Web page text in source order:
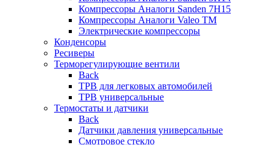
Компрессоры Аналоги Sanden 7H15
Компрессоры Аналоги Valeo ТМ
Электрические компрессоры
Конденсоры
Ресиверы
Терморегулирующие вентили
Back
ТРВ для легковых автомобилей
ТРВ универсальные
Термостаты и датчики
Back
Датчики давления универсальные
Смотровое стекло